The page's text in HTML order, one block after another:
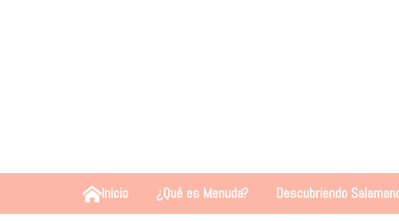
Inicio ¿Qué es Menuda? Descubriendo